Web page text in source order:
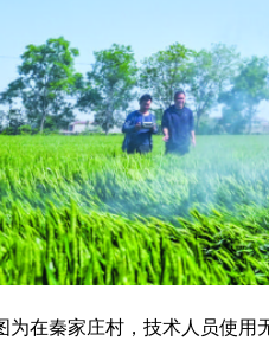
为在秦家庄村，技术人员使用